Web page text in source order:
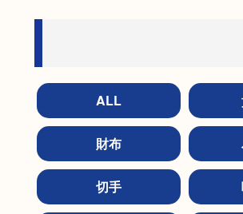
ALL
財布
切手